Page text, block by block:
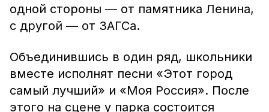
одной стороны — от памятника Ленина,
с другой — от ЗАГСа.
Объединившись в один ряд, школьники
вместе исполнят песни «Этот город
самый лучший» и «Моя Россия». После
этого на сцене у парка состоится